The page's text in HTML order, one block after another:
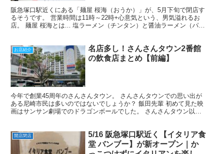
阪急塚口駅近くにある「麺屋 桜海（おうか）」が、5月下旬で閉店す
るそうです。 営業時間は11時～22時+心意気という、男気溢れるお
店。 麺屋 桜海とは... 塩ラーメン（チンタン）と醤油ラーメン（パイ
お店紹介
名店多し！さんさんタウン2番館
の飲食店まとめ【前編】
今年で創業45周年のさんさんタウン。 さんさんタウンでの思い出が
ある尼崎市民は多いのではないでしょうか？ 飯田先輩 初めて見た映
画はサンサン劇場でのドラゴンボールでした。 さんさんタウン以外
開店閉店
5/16 阪急塚口駅近く【イタリア食
堂 バンブー】が新オープン｜か